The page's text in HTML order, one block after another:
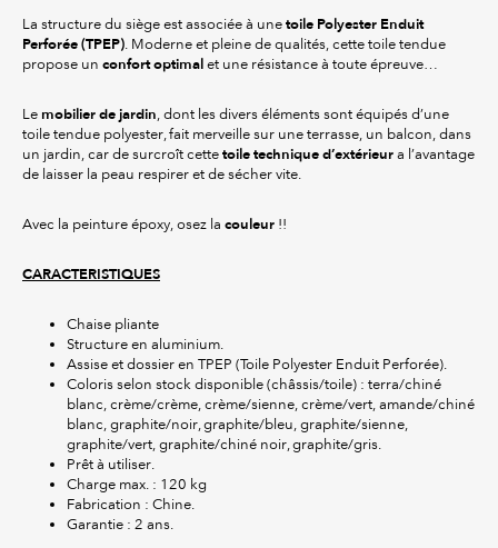
La structure du siège est associée à une toile Polyester Enduit
Perforée (TPEP). Moderne et pleine de qualités, cette toile tendue
propose un confort optimal et une résistance à toute épreuve…
Le mobilier de jardin, dont les divers éléments sont équipés d’une
toile tendue polyester, fait merveille sur une terrasse, un balcon, dans
un jardin, car de surcroît cette toile technique d’extérieur a l’avantage
de laisser la peau respirer et de sécher vite.
Avec la peinture époxy, osez la couleur !!
CARACTERISTIQUES
Chaise pliante
Structure en aluminium.
Assise et dossier en TPEP (Toile Polyester Enduit Perforée).
Coloris selon stock disponible (châssis/toile) : terra/chiné
blanc, crème/crème, crème/sienne, crème/vert, amande/chiné
blanc, graphite/noir, graphite/bleu, graphite/sienne,
graphite/vert, graphite/chiné noir, graphite/gris.
Prêt à utiliser.
Charge max. : 120 kg
Fabrication : Chine.
Garantie : 2 ans.